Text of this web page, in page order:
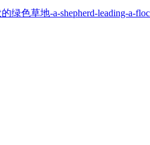
绿色草地-a-shepherd-leading-a-